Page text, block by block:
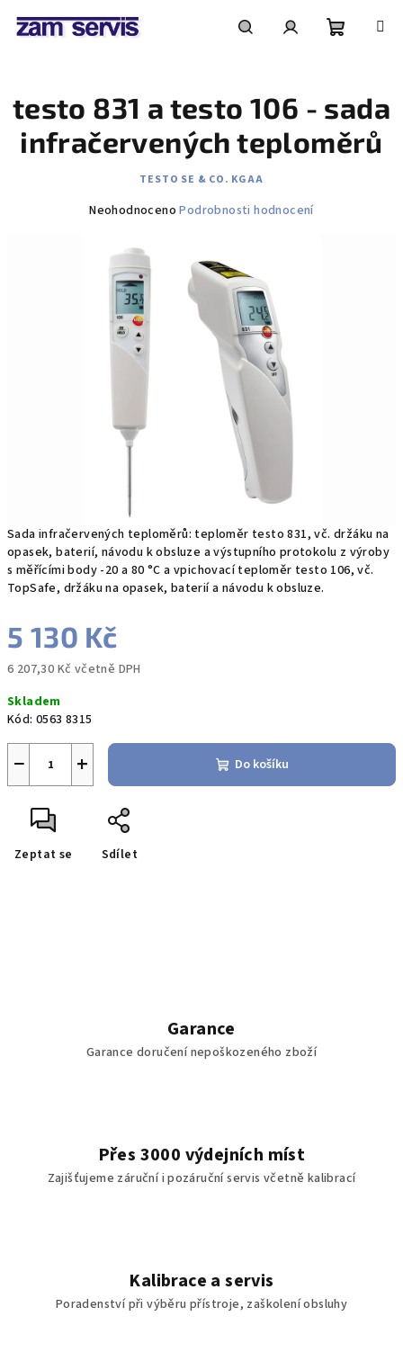
košík
Sada infračervených teploměrů: teploměr testo 831, vč. držáku na
opasek, baterií, návodu k obsluze a výstupního protokolu z výroby
s měřícími body -20 a 80 °C a vpichovací teploměr testo 106, vč.
TopSafe, držáku na opasek, baterií a návodu k obsluze.
5 130 Kč
6 207,30 Kč včetně DPH
cena:
Skladem
Kód: 0563 8315
+
− Do košíku
Zeptat se Sdílet
testo 831 a testo 106 - sada
infračervených teploměrů
TESTO SE & CO. KGAA
Průměrné
produktu
hvězdiček.
Neohodnoceno Podrobnosti hodnocení
Garance
Garance doručení nepoškozeného zboží
Přes 3000 výdejních míst
Zajišťujeme záruční i pozáruční servis včetně kalibrací
Kalibrace a servis
Poradenství při výběru přístroje, zaškolení obsluhy